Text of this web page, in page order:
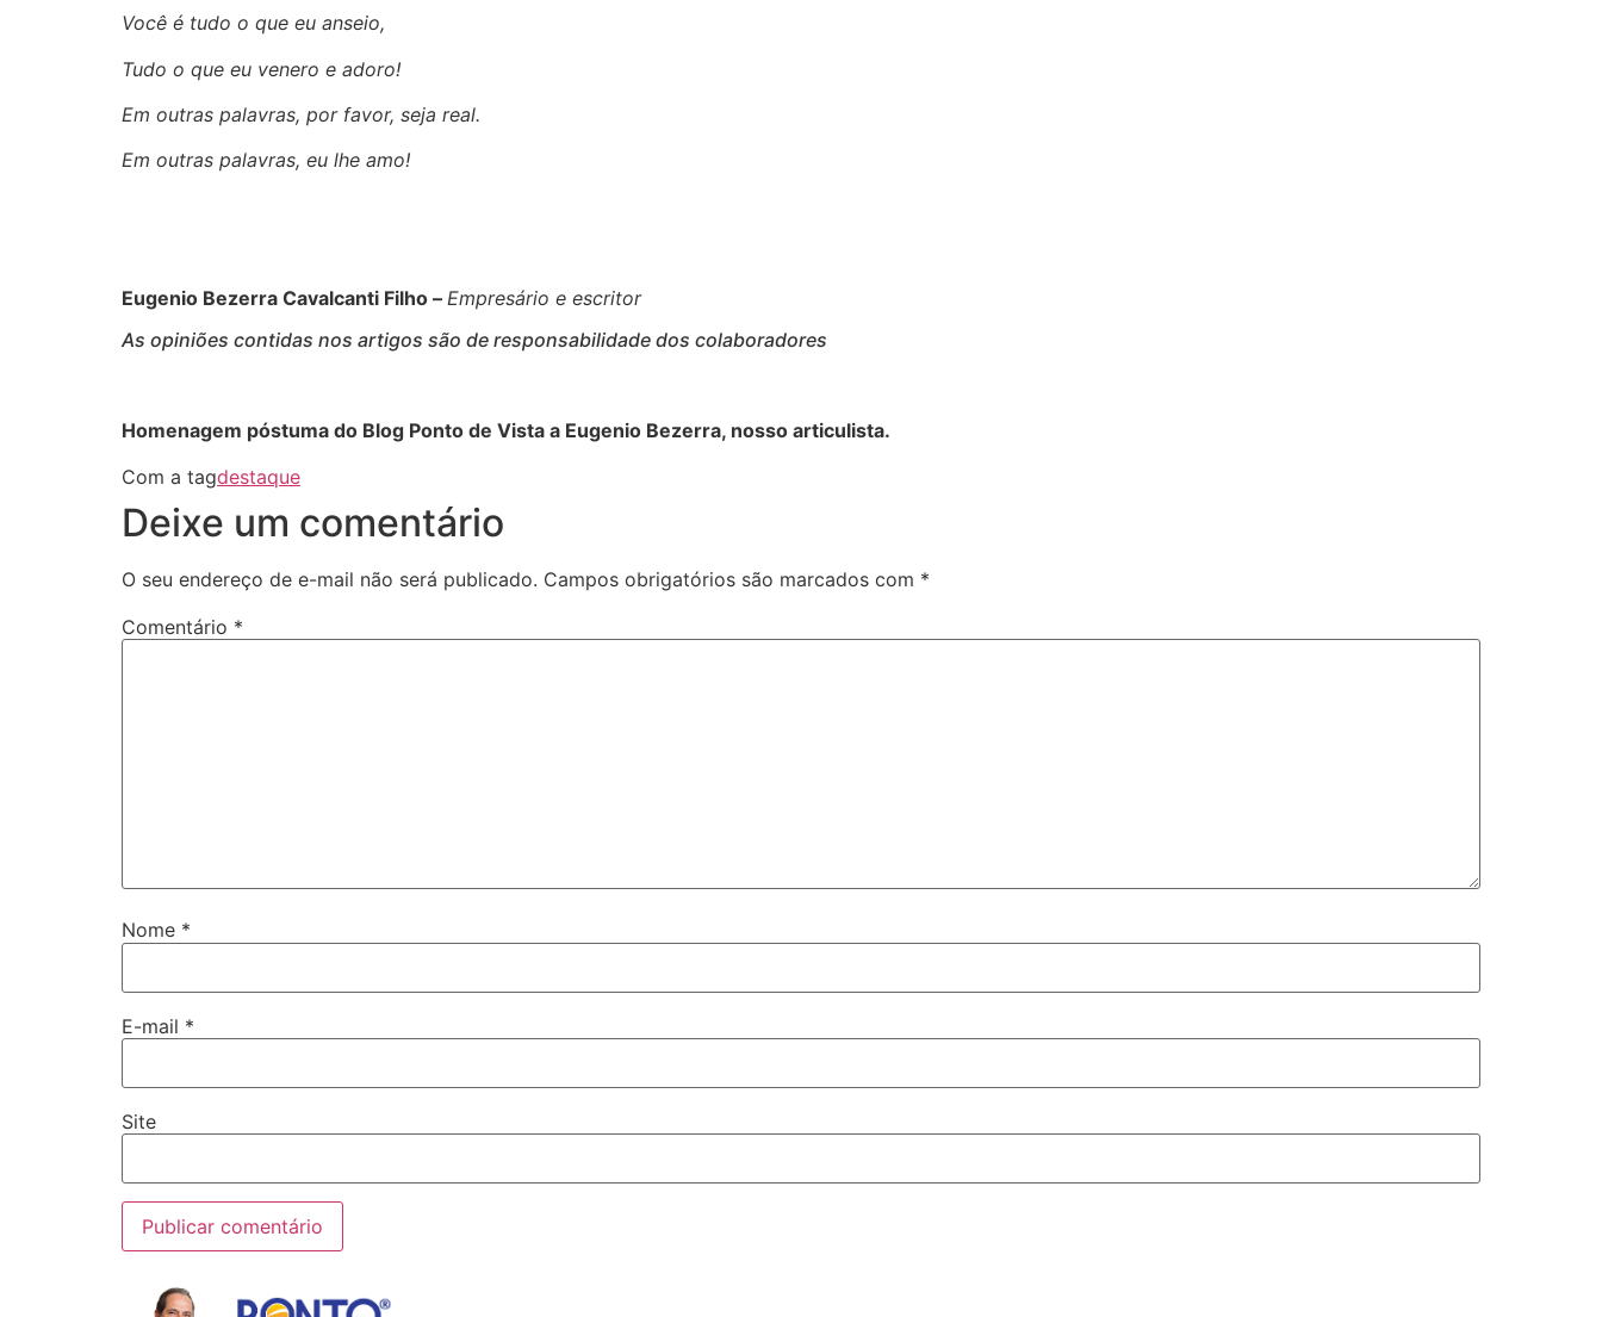
Você é tudo o que eu anseio,
Tudo o que eu venero e adoro!
Em outras palavras, por favor, seja real.
Em outras palavras, eu lhe amo!
Eugenio Bezerra Cavalcanti Filho – Empresário e escritor
As opiniões contidas nos artigos são de responsabilidade dos colaboradores
Homenagem póstuma do Blog Ponto de Vista a Eugenio Bezerra, nosso articulista.
Com a tagdestaque
Deixe um comentário
O seu endereço de e-mail não será publicado. Campos obrigatórios são marcados com *
Comentário *
Nome *
E-mail *
Site